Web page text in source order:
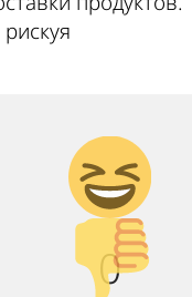
Дикий
смех!
0
Палец
вниз!